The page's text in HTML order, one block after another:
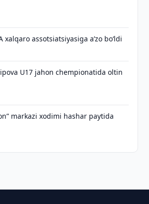
xalqaro assotsiatsiyasiga aʼzo bo‘ldi
U17 jahon chempionatida oltin
markazi xodimi hashar paytida